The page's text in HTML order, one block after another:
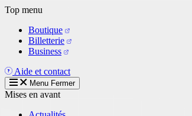
Aller
contenu
principal
Top menu
Boutique
Billetterie
Business
Aide et contact
Menu Fermer
Mises en avant